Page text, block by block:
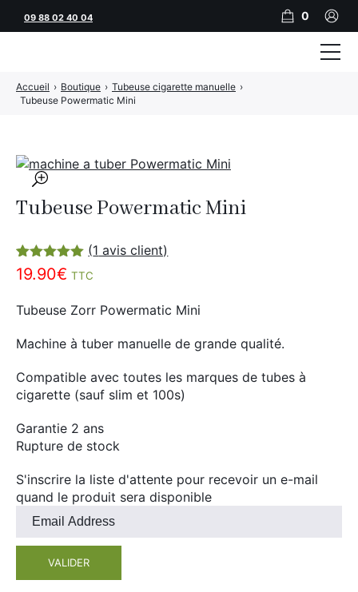
🔍
Tubeuse Powermatic Mini
Noté5.00
sur 5
1
notation
(1 avis client)
19.90€ TTC
Tubeuse Zorr Powermatic Mini
Machine à tuber manuelle de grande qualité.
Compatible avec toutes les marques de tubes à
cigarette (sauf slim et 100s)
Garantie 2 ans
Rupture de stock
S'inscrire la liste d'attente pour recevoir un e-mail
quand le produit sera disponible
Entrez
adresse
mail
VALIDER
Accueil › Boutique › Tubeuse cigarette manuelle ›
Tubeuse Powermatic Mini
09 88 02 40 04 0
Tubeuses
Feuilles
Briquets
Adalya
Al Fakher
Cristal Puff
10ml
100ml
Nouveautés